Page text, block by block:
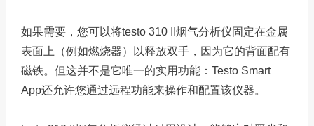
如果需要，您可以将testo 310 II烟气分析仪固定在金属
表面上（例如燃烧器）以释放双手，因为它的背面配有
磁铁。但这并不是它唯一的实用功能：Testo Smart
App还允许您通过远程功能来操作和配置该仪器。